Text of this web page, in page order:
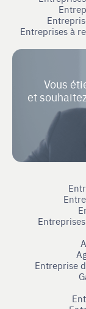
Entreprises à
Vous
et
Entreprise